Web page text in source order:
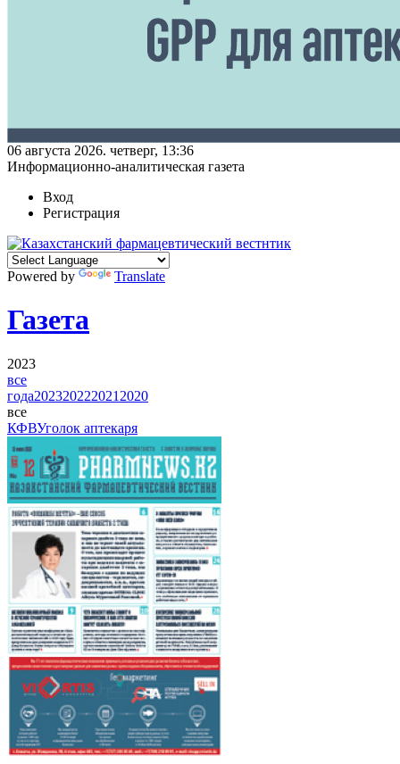
06 августа 2026. четверг, 13:36
Информационно-аналитическая газета
Вход
Регистрация
Powered by Translate
Газета
2023
все
года202320222021 2020
все
КФВУголок аптекаря